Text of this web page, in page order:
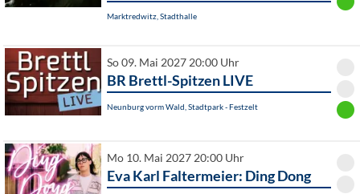
Marktredwitz, Stadthalle
So 09. Mai 2027 20:00 Uhr
BR Brettl-Spitzen LIVE
Neunburg vorm Wald, Stadtpark - Festzelt
Mo 10. Mai 2027 20:00 Uhr
Eva Karl Faltermeier: Ding Dong